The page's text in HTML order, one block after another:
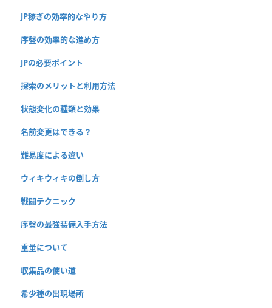
JP稼ぎの効率的なやり方
序盤の効率的な進め方
JPの必要ポイント
探索のメリットと利用方法
状態変化の種類と効果
名前変更はできる？
難易度による違い
ウィキウィキの倒し方
戦闘テクニック
序盤の最強装備入手方法
重量について
収集品の使い道
希少種の出現場所